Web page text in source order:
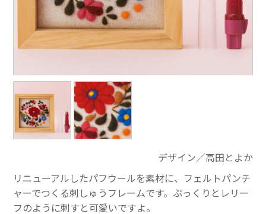
デザイン／高田とよか
リニューアルしたパフウールを素材に、フェルトパンチ
ャーでつくる刺しゅうフレームです。ぷっくりとレリー
フのように刺すと可愛いですよ。